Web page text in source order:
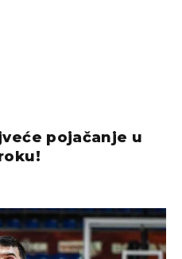
pojačanje u